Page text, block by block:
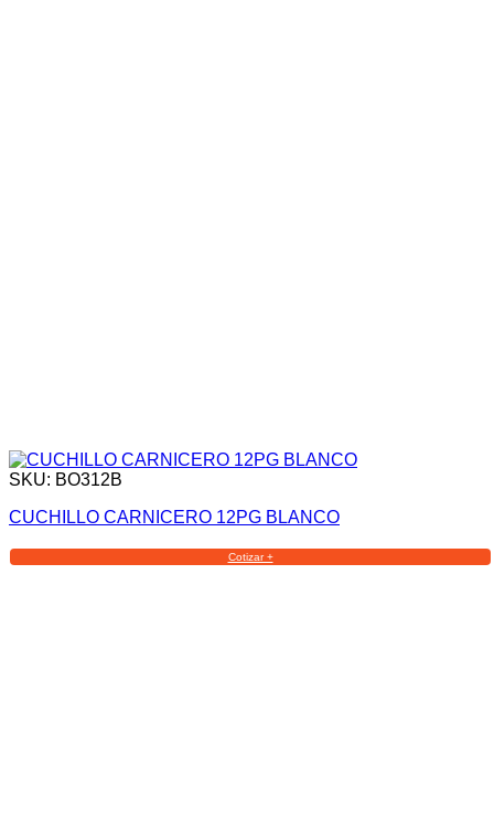
SKU: BO312B
CUCHILLO CARNICERO 12PG BLANCO
Cotizar +